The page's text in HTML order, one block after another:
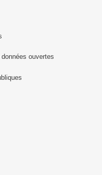
ouvertes